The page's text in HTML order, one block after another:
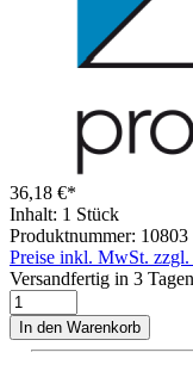
36,18 €*
Inhalt: 1 Stück
Produktnummer: 10803
Preise inkl. MwSt. zzgl.
Versandfertig in 3
In den Warenkorb